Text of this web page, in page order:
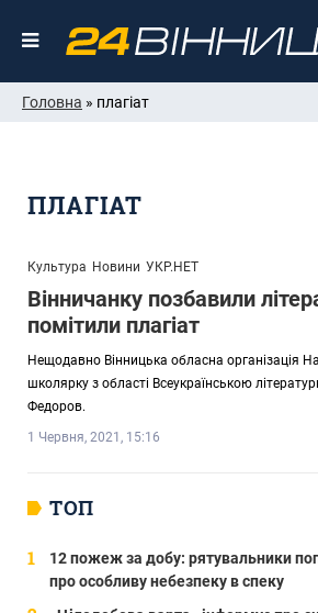
Головна » плагіат
ПЛАГІАТ
Культура Новини УКР.НЕТ
Вінничанку позбавили
помітили плагіат
Нещодавно Вінницька обласна організація
школярку з області Всеукраїнською
Федоров.
1 Червня, 2021, 15:16
ТОП
12 пожеж за добу: рятувальники
про особливу небезпеку в спеку